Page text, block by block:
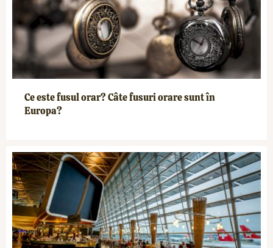
Ce este fusul orar? Câte fusuri orare sunt în
Europa?